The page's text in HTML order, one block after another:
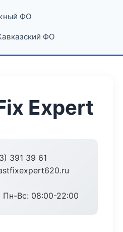
ФО
ФО
Expert
391 39 61
Пн-Вс: 08:00-22:00